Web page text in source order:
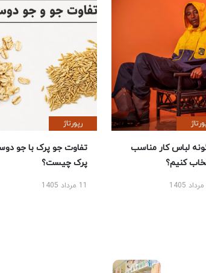
لباس کار مناسب
کنیم؟
رپورتاژ
تفاوت جو پرک با جو
پرک چیست؟
11 مرداد 1405